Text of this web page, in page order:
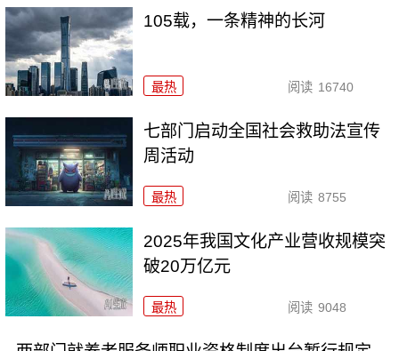
105载，一条精神的长河
最热 阅读 16740
七部门启动全国社会救助法宣传
周活动
最热 阅读 8755
2025年我国文化产业营收规模突
破20万亿元
最热 阅读 9048